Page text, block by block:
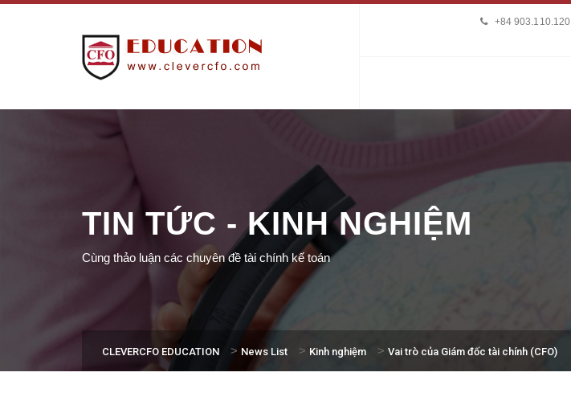
+84 903.110.120
TIN TỨC - KINH NGHIỆM
Cùng thảo luận các chuyên đề tài chính kế toán
CLEVERCFO EDUCATION > News List > Kinh nghiệm > Vai trò của Giám đốc tài chính (CFO)